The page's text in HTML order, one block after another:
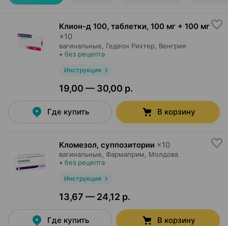
Клион-д 100, таблетки, 100 мг + 100 мг
×10
вагинальные, Гедеон Рихтер , Венгрия
• без рецепта
Инструкция
19,00 — 30,00 р.
Где купить В корзину
Кломезол, суппозитории ×10
вагинальные, Фармаприм , Молдова
• без рецепта
Инструкция
13,67 — 24,12 р.
Где купить В корзину